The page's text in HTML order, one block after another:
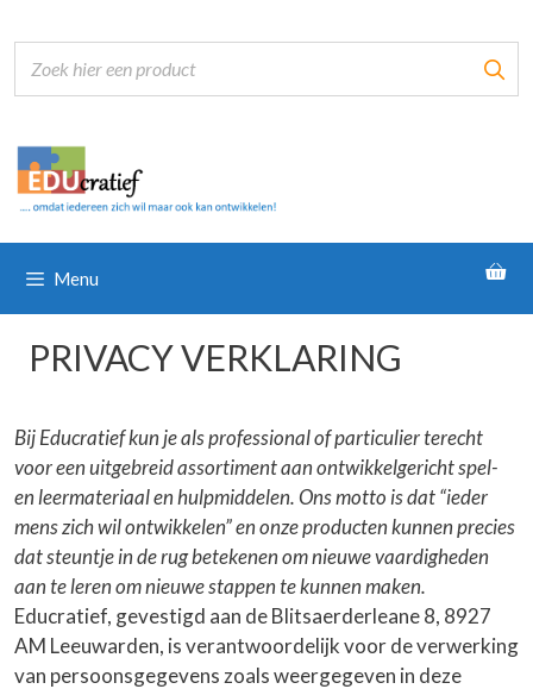
naar
inhoud
Menu
PRIVACY VERKLARING
Bij Educratief kun je als professional of particulier terecht
voor een uitgebreid assortiment aan ontwikkelgericht spel-
en leermateriaal en hulpmiddelen. Ons motto is dat “ieder
mens zich wil ontwikkelen” en onze producten kunnen precies
dat steuntje in de rug betekenen om nieuwe vaardigheden
aan te leren om nieuwe stappen te kunnen maken.
Educratief, gevestigd aan de Blitsaerderleane 8, 8927
AM Leeuwarden, is verantwoordelijk voor de verwerking
van persoonsgegevens zoals weergegeven in deze